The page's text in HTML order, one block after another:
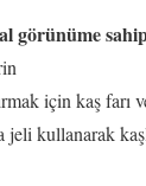
görünüme
için kaş farı
jeli kullanarak